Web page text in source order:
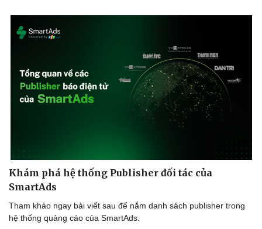
Khám phá hệ thống Publisher đối tác của
SmartAds
Tham khảo ngay bài viết sau để nắm danh sách publisher trong
hệ thống quảng cáo của SmartAds.